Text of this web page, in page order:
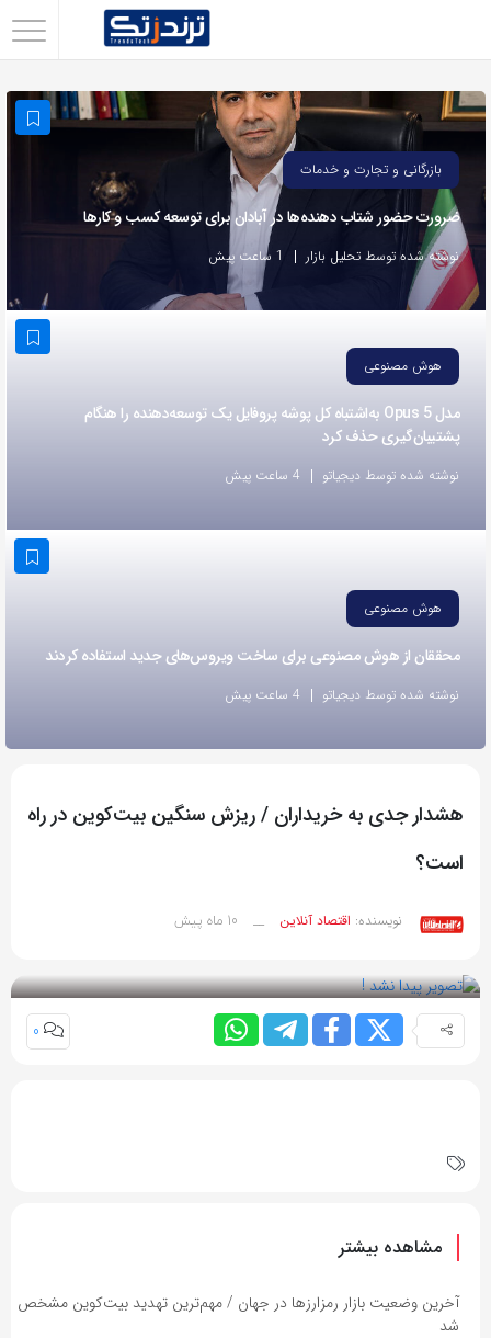
با
استفاده
روش‌های
زیر
می‌توانید
این
صفحه
دوستان
خود
اشتراک
لینک
بازرگانی و تجارت و خدمات
ضرورت حضور شتاب ‌دهنده‌ها در آبادان برای توسعه کسب‌ و کارها
نوشته شده توسط تحلیل بازار 1 ساعت پیش
هوش مصنوعی
مدل Opus 5 به‌اشتباه کل پوشه پروفایل یک توسعه‌دهنده را هنگام
پشتیبان‌گیری حذف کرد
نوشته شده توسط دیجیاتو 4 ساعت پیش
هوش مصنوعی
محققان از هوش مصنوعی برای ساخت ویروس‌های جدید استفاده کردند
نوشته شده توسط دیجیاتو 4 ساعت پیش
هشدار جدی به خریداران / ریزش سنگین بیت‌کوین در راه
است؟
نویسنده: اقتصاد آنلاین __ 10 ماه پیش
0
مشاهده بیشتر
آخرین وضعیت بازار رمزارزها در جهان / مهم‌ترین تهدید بیت‌کوین مشخص
شد